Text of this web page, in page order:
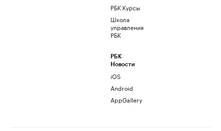
РБК Курсы
Школа
управления
РБК
РБК
Новости
iOS
Android
AppGallery